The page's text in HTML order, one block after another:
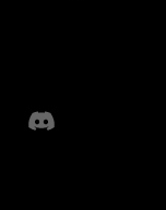
Discord